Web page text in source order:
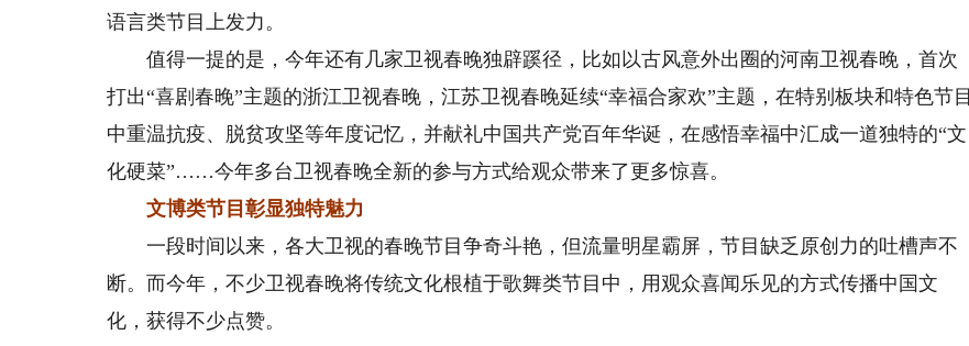
语言类节目上发力。
值得一提的是，今年还有几家卫视春晚独辟蹊径，比如以古风意外出圈的河南卫视春晚，首次
打出“喜剧春晚”主题的浙江卫视春晚，江苏卫视春晚延续“幸福合家欢”主题，在特别板块和特色节目
中重温抗疫、脱贫攻坚等年度记忆，并献礼中国共产党百年华诞，在感悟幸福中汇成一道独特的“文
化硬菜”……今年多台卫视春晚全新的参与方式给观众带来了更多惊喜。
文博类节目彰显独特魅力
一段时间以来，各大卫视的春晚节目争奇斗艳，但流量明星霸屏，节目缺乏原创力的吐槽声不
断。而今年，不少卫视春晚将传统文化根植于歌舞类节目中，用观众喜闻乐见的方式传播中国文
化，获得不少点赞。